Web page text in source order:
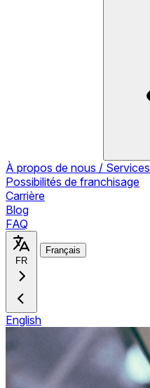
À propos de nous / Services
Possibilités de franchisage
Carrière
Blog
FAQ
FR
Français
English